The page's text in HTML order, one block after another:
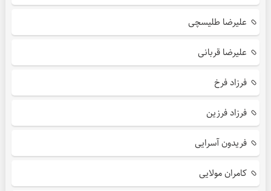
علیرضا طلیسچی
علیرضا قربانی
فرزاد فرخ
فرزاد فرزین
فریدون آسرایی
کامران مولایی